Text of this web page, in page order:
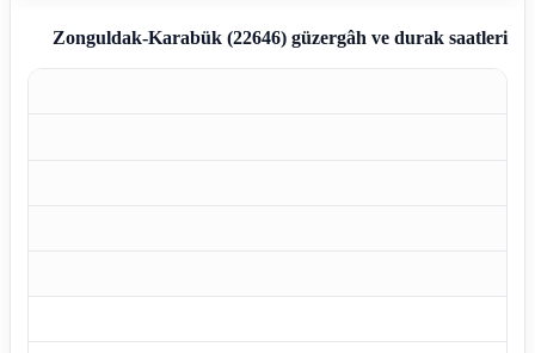
Zonguldak-Karabük (22646)güzergâh ve durak saatleri